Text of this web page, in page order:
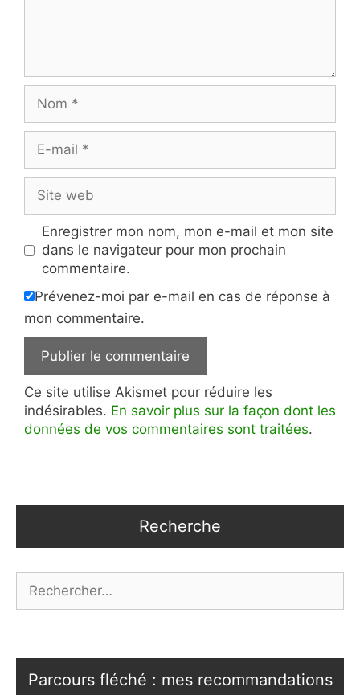
mail
web
Enregistrer mon nom, mon e-mail et mon site
dans le navigateur pour mon prochain
commentaire.
Prévenez-moi par e-mail en cas de réponse à
mon commentaire.
Ce site utilise Akismet pour réduire les
indésirables. En savoir plus sur la façon dont les
données de vos commentaires sont traitées.
Recherche
Parcours fléché : mes recommandations